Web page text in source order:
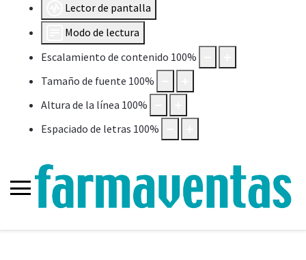
Lector de pantalla
Modo de lectura
Escalamiento de contenido 100%
Tamaño de fuente 100%
Altura de la línea 100%
Espaciado de letras 100%